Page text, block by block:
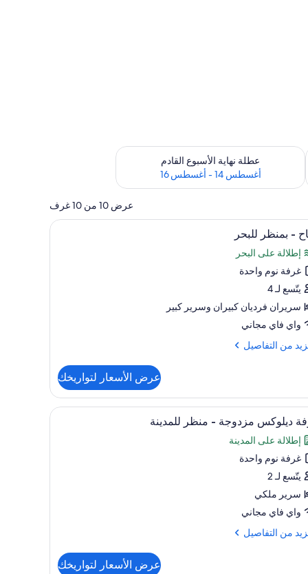
أغسطس 7 - أغسطس 9
عطلة نهاية الأسبوع القادم
أغسطس 14 - أغسطس 16
تحقق من مدى التوفر لعطلة نهاية الأسبوع القادم للفترة أغسطس 14 - أغسطس 16
عرض 10 من 10 غرف
كي وواي فاي مجانًا خزنة داخل الغرفة وستائر تعتيم ومكواة/لوح كي
10 - بمنظر للبحر
إطلالة على البحر
غرفة نوم واحدة
يتّسع لـ 4
سريران فرديان كبيران‫‬ وسرير كبير
واي فاي مجاني
من التفاصيل
عرض الأسعار لتواريخك
كي وواي فاي مجانًا خزنة داخل الغرفة وستائر تعتيم ومكواة/لوح كي
4 ديلوكس مزدوجة - منظر للمدينة
إطلالة على المدينة
غرفة نوم واحدة
يتّسع لـ 2
سرير ملكي
واي فاي مجاني
من التفاصيل
عرض الأسعار لتواريخك